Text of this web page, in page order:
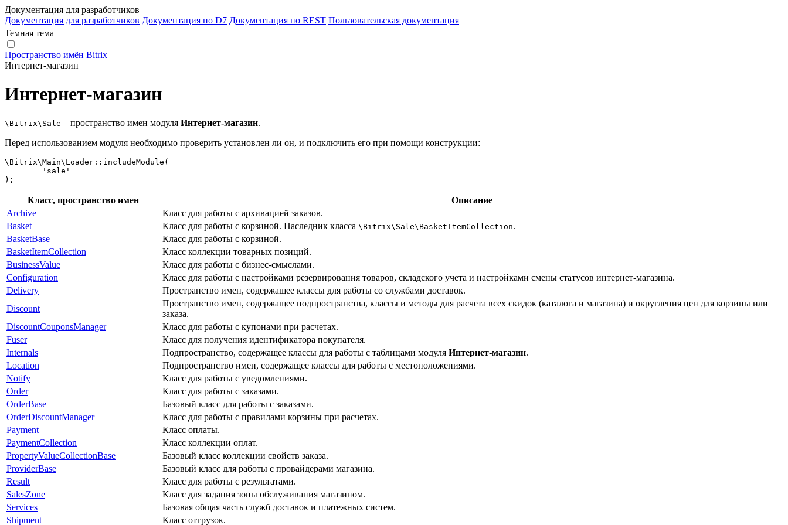
Документация для разработчиков
Документация для разработчиков Документация по D7 Документация по REST Пользовательская документация
Темная тема
Пространство имён Bitrix
Интернет-магазин
Интернет-магазин
\Bitrix\Sale – пространство имен модуля Интернет-магазин.
Перед использованием модуля необходимо проверить установлен ли он, и подключить его при помощи конструкции:
\Bitrix\Main\Loader::includeModule(
);
Класс, пространство имен
Описание
Archive
Класс для работы с архивацией заказов.
Basket
Класс для работы с корзиной. Наследник класса \Bitrix\Sale\BasketItemCollection.
BasketBase
Класс для работы с корзиной.
BasketItemCollection
Класс коллекции товарных позиций.
BusinessValue
Класс для работы с бизнес-смыслами.
Configuration
Класс для работы с настройками резервирования товаров, складского учета и настройками смены статусов интернет-магазина.
Delivery
Пространство имен, содержащее классы для работы со службами доставок.
Discount
Пространство имен, содержащее подпространства, классы и методы для расчета всех скидок (каталога и магазина) и округления цен для корзины или
заказа.
DiscountCouponsManager
Класс для работы с купонами при расчетах.
Fuser
Класс для получения идентификатора покупателя.
Internals
Подпространство, содержащее классы для работы с таблицами модуля Интернет-магазин.
Location
Подпространство имен, содержащее классы для работы с местоположениями.
Notify
Класс для работы с уведомлениями.
Order
Класс для работы с заказами.
OrderBase
Базовый класс для работы с заказами.
OrderDiscountManager
Класс для работы с правилами корзины при расчетах.
Payment
Класс оплаты.
PaymentCollection
Класс коллекции оплат.
PropertyValueCollectionBase
Базовый класс коллекции свойств заказа.
ProviderBase
Базовый класс для работы с провайдерами магазина.
Result
Класс для работы с результатами.
SalesZone
Класс для задания зоны обслуживания магазином.
Services
Базовая общая часть служб доставок и платежных систем.
Shipment
Класс отгрузок.